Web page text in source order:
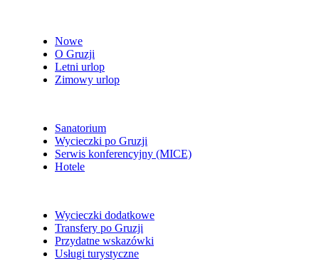
Nowe
O Gruzji
Letni urlop
Zimowy urlop
Sanatorium
Wycieczki po Gruzji
Serwis konferencyjny (MICE)
Hotele
Wycieczki dodatkowe
Transfery po Gruzji
Przydatne wskazówki
Usługi turystyczne